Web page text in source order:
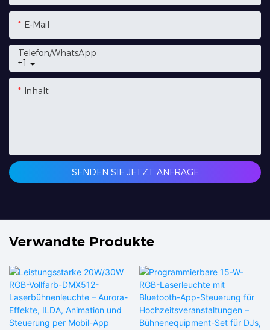
E-Mail
+1
Telefon/WhatsApp
Inhalt
SENDEN SIE JETZT ANFRAGE
Verwandte Produkte